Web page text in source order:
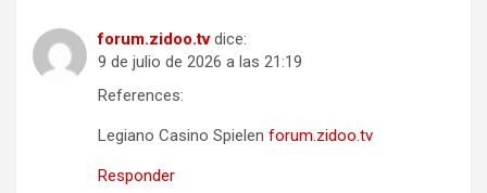
forum.zidoo.tv dice:
9 de julio de 2026 a las 21:19
References:
Legiano Casino Spielen forum.zidoo.tv
Responder